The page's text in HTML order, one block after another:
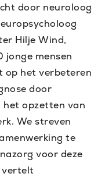
door neuroloog
Hilje Wind,
jonge mensen
op het verbeteren
door
opzetten van
We streven
te
voor deze
vertelt